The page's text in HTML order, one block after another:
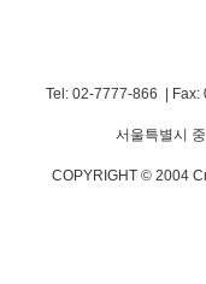
Tel: 02-7777-866 | Fax:
서울특별시
COPYRIGHT © 2004